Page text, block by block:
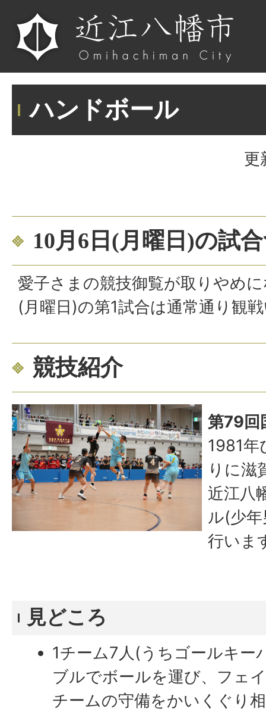
ハンドボール
更
10月6日(月曜日)の試
愛子さまの競技御覧が取りやめ
(月曜日)の第1試合は通常通り観
競技紹介
第79回
1981年
りに滋
近江八
ル(少
行いま
見どころ
1チーム7人(うちゴールキー
ブルでボールを運び、フェ
チームの守備をかいくぐり